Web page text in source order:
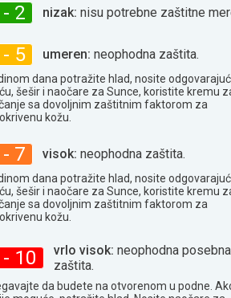
2 nizak: nisu potrebne zaštitne
5 umeren: neophodna zaštita.
dana potražite hlad, nosite
šešir i naočare za Sunce, koristite kremu
sa dovoljnim zaštitnim faktorom za
kožu.
7 visok: neophodna zaštita.
dana potražite hlad, nosite
šešir i naočare za Sunce, koristite kremu
sa dovoljnim zaštitnim faktorom za
kožu.
10 vrlo visok: neophodna posebna
zaštita.
da budete na otvorenom u podne.